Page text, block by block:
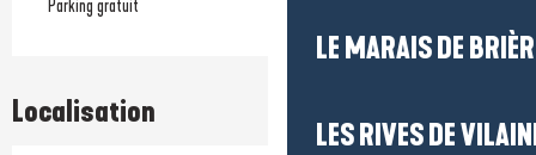
LE MARAIS DE
LES RIVES DE
Parking gratuit
Localisation